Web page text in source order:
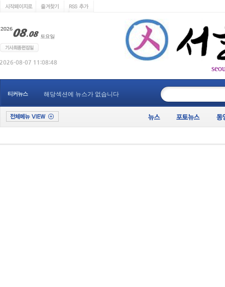
티커뉴스 해당섹션에 뉴스가 없습니다